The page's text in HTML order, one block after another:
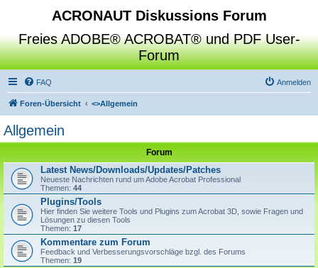
ACRONAUT Diskussions Forum
Freies ADOBE® ACROBAT® und PDF User-
Forum
FAQ Anmelden
Foren-Übersicht <>Allgemein
Allgemein
Forum
Latest News/Downloads/Updates/Patches
Neueste Nachrichten rund um Adobe Acrobat Professional
Themen: 44
Plugins/Tools
Hier finden Sie weitere Tools und Plugins zum Acrobat 3D, sowie Fragen und
Lösungen zu diesen Tools
Themen: 17
Kommentare zum Forum
Feedback und Verbesserungsvorschläge bzgl. des Forums
Themen: 19